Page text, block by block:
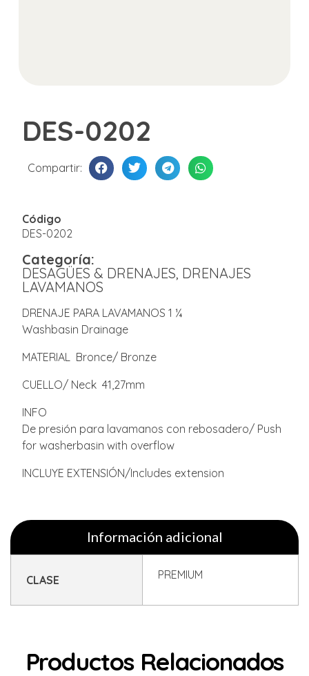
DES-0202
Compartir:
Código
DES-0202
Categoría:
DESAGÜES & DRENAJES DRENAJES
LAVAMANOS
DRENAJE PARA LAVAMANOS 1 ¼
Washbasin Drainage
MATERIAL Bronce/ Bronze
CUELLO/ Neck 41,27mm
INFO
De presión para lavamanos con rebosadero/ Push
for washerbasin with overflow
INCLUYE EXTENSIÓN/Includes extension
Información adicional
CLASE PREMIUM
Productos Relacionados